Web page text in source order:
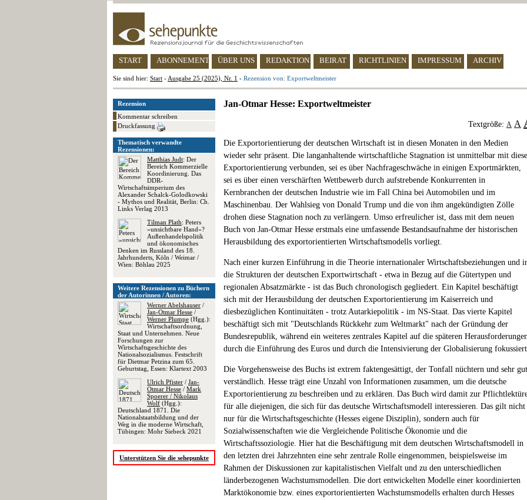
START ABONNEMENT ÜBER UNS REDAKTION BEIRAT RICHTLINIEN IMPRESSUM ARCHIV
Sie sind hier: Start - Ausgabe 25 (2025), Nr. 1 - Rezension von: Exportweltmeister
Rezension
Kommentar schreiben
Druckfassung
Thematisch verwandte
Rezensionen:
Matthias Judt: Der
Bereich Kommerzielle
Koordinierung. Das
DDR-
Wirtschaftsimperium des
Alexander Schalck-Golodkowski
- Mythos und Realität, Berlin: Ch.
Links Verlag 2013
Tilman Plath: Peters
»unsichtbare Hand«?
Außenhandelspolitik
und ökonomisches
Denken im Russland des 18.
Jahrhunderts, Köln / Weimar /
Wien: Böhlau 2025
Weitere Rezensionen zu Büchern
der Autorinnen / Autoren:
Werner Abelshauser /
Jan-Otmar Hesse /
Werner Plumpe (Hgg.):
Wirtschaftsordnung,
Staat und Unternehmen. Neue
Forschungen zur
Wirtschaftsgeschichte des
Nationalsozialismus. Festschrift
für Dietmar Petzina zum 65.
Geburtstag, Essen: Klartext 2003
Ulrich Pfister / Jan-
Otmar Hesse / Mark
Spoerer / Nikolaus
Wolf (Hgg.):
Deutschland 1871. Die
Nationalstaatsbildung und der
Weg in die moderne Wirtschaft,
Tübingen: Mohr Siebeck 2021
Unterstützen Sie die sehepunkte
Jan-Otmar Hesse: Exportweltmeister
Textgröße: A A
Die Exportorientierung der deutschen Wirtschaft ist in diesen Monaten in den Medien
wieder sehr präsent. Die langanhaltende wirtschaftliche Stagnation ist unmittelbar mit
Exportorientierung verbunden, sei es über Nachfrageschwäche in einigen Exportmärkten,
sei es über einen verschärften Wettbewerb durch aufstrebende Konkurrenten in
Kernbranchen der deutschen Industrie wie im Fall China bei Automobilen und im
Maschinenbau. Der Wahlsieg von Donald Trump und die von ihm angekündigten Zölle
drohen diese Stagnation noch zu verlängern. Umso erfreulicher ist, dass mit dem neuen
Buch von Jan-Otmar Hesse erstmals eine umfassende Bestandsaufnahme der historischen
Herausbildung des exportorientierten Wirtschaftsmodells vorliegt.
Nach einer kurzen Einführung in die Theorie internationaler Wirtschaftsbeziehungen und
die Strukturen der deutschen Exportwirtschaft - etwa in Bezug auf die Gütertypen und
regionalen Absatzmärkte - ist das Buch chronologisch gegliedert. Ein Kapitel beschäftigt
sich mit der Herausbildung der deutschen Exportorientierung im Kaiserreich und
diesbezüglichen Kontinuitäten - trotz Autarkiepolitik - im NS-Staat. Das vierte Kapitel
beschäftigt sich mit "Deutschlands Rückkehr zum Weltmarkt" nach der Gründung der
Bundesrepublik, während ein weiteres zentrales Kapitel auf die späteren
durch die Einführung des Euros und durch die Intensivierung der Globalisierung
Die Vorgehensweise des Buchs ist extrem faktengesättigt, der Tonfall nüchtern und sehr gut
verständlich. Hesse trägt eine Unzahl von Informationen zusammen, um die deutsche
Exportorientierung zu beschreiben und zu erklären. Das Buch wird damit zur
für alle diejenigen, die sich für das deutsche Wirtschaftsmodell interessieren. Das gilt nicht
nur für die Wirtschaftsgeschichte (Hesses eigene Disziplin), sondern auch für
Sozialwissenschaften wie die Vergleichende Politische Ökonomie und die
Wirtschaftssoziologie. Hier hat die Beschäftigung mit dem deutschen Wirtschaftsmodell in
den letzten drei Jahrzehnten eine sehr zentrale Rolle eingenommen, beispielsweise im
Rahmen der Diskussionen zur kapitalistischen Vielfalt und zu den unterschiedlichen
länderbezogenen Wachstumsmodellen. Die dort entwickelten Modelle einer koordinierten
Marktökonomie bzw. eines exportorientierten Wachstumsmodells erhalten durch Hesses